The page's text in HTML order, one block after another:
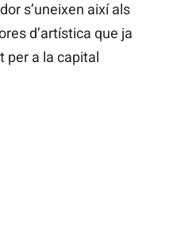
s’uneixen així als
d’artística que ja
per a la capital